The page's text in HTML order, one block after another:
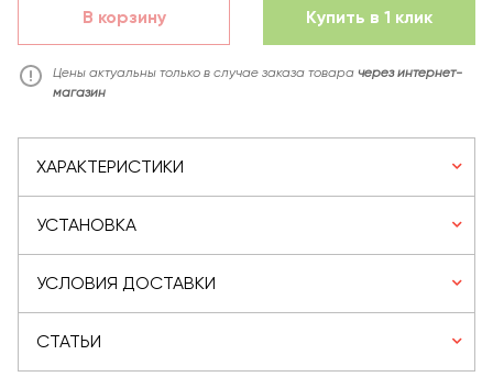
В корзину Купить в 1 клик
Цены актуальны только в случае заказа товара через интернет-
магазин
ХАРАКТЕРИСТИКИ
УСТАНОВКА
УСЛОВИЯ ДОСТАВКИ
СТАТЬИ